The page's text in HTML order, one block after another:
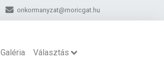
onkormanyzat@moricgat.hu
Galéria Választás